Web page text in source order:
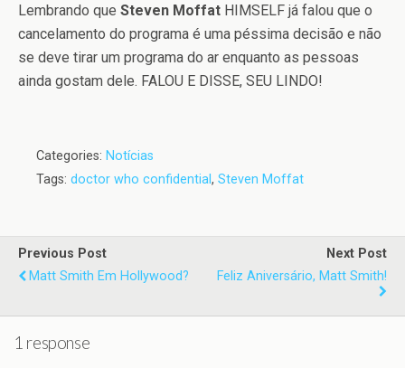
Lembrando que Steven Moffat HIMSELF já falou que o
cancelamento do programa é uma péssima decisão e não
se deve tirar um programa do ar enquanto as pessoas
ainda gostam dele. FALOU E DISSE, SEU LINDO!
Categories: Notícias
Tags: doctor who confidential, Steven Moffat
Previous Post
Matt Smith Em Hollywood?
Next Post
Feliz Aniversário, Matt Smith!
1 response